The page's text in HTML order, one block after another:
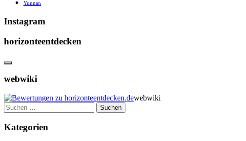
Yunnan
Instagram
horizonteentdecken
webwiki
webwiki
Suchen
nach:
Kategorien